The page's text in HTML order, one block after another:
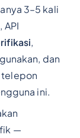
3–5 kali
API
,
dan
telepon
ini.
—